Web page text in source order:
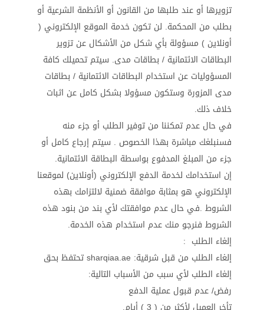
تزويرها أو عند طلبها من القانون أو الأنظمة الشرعية أو
بطلب من المحكمة. لن تكون خدمة الموقع الإلكتروني (
أونلاين ) مسؤولة بأي شكل من الأشكال عن تزوير
البطاقات الائتمانية / بطاقات مدى. سيتم تحميلك كافة
المسؤوليات عن استخدام البطاقات الائتمانية / بطاقات
مدى المزورة وستكون مسؤولا بشكل كامل عن اثبات
خلاف ذلك.
في حال عدم تمكننا من توفير الطلب أو جزء منه
فسنبلغك مباشرة بهذا الخصوص . سيتم إرجاع كامل أو
جزء من المبلغ المدفوع بواسطة البطاقة الائتمانية.
إن استخدامك لخدمة الدفع الإلكتروني (أونلاين) لموقعنا
الإلكتروني هو بمثابة موافقة ضمنية لالتزامك بهذه
الشروط .في حال عدم موافقتك لأي بند من بنود هذه
الشروط فنرجو منك عدم استخدام هذه الخدمة.
إلغاء الطلب :
إلغاء الطلب من قبل شرقية: sharqiaa.ae تحتفظ بحق
إلغاء الطلب لأي سبب من الأسباب التالية:
رفض/ عدم قبول عملية الدفع